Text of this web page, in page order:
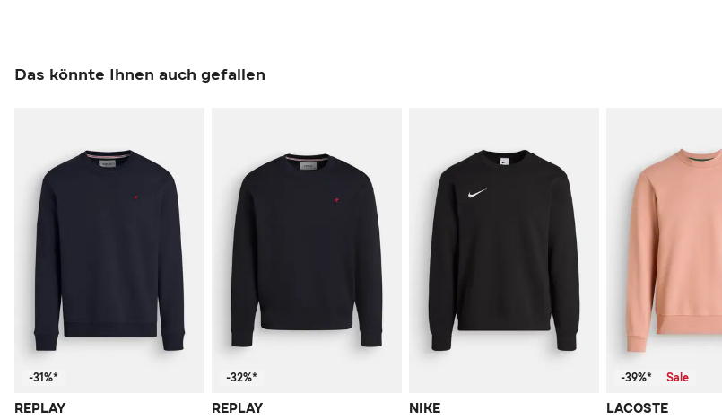
Das könnte Ihnen auch gefallen
-31%*
REPLAY
-32%*
REPLAY NIKE
-39%* Sale
LACOSTE